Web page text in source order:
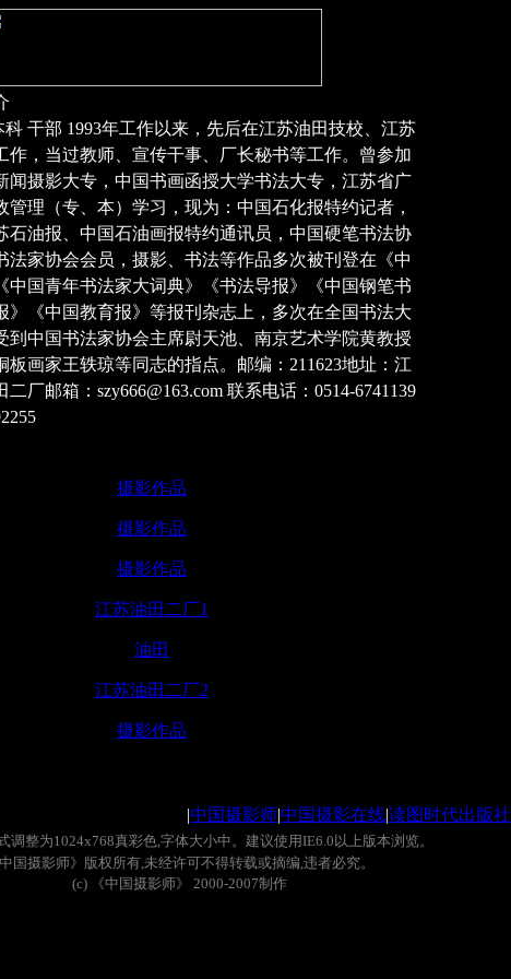
科 干部 1993年工作以来，先后在江苏油田技校、江苏
作，当过教师、宣传干事、厂长秘书等工作。曾参加
闻摄影大专，中国书画函授大学书法大专，江苏省广
管理（专、本）学习，现为：中国石化报特约记者，
石油报、中国石油画报特约通讯员，中国硬笔书法协
法家协会会员，摄影、书法等作品多次被刊登在《中
中国青年书法家大词典》《书法导报》《中国钢笔书
》《中国教育报》等报刊杂志上，多次在全国书法大
到中国书法家协会主席尉天池、南京艺术学院黄教授
板画家王轶琼等同志的指点。邮编：211623地址：江
厂邮箱：szy666@163.com 联系电话：0514-6741139
摄影作品
摄影作品
摄影作品
江苏油田二厂1
油田
江苏油田二厂2
摄影作品
|中国摄影师|中国摄影在线|读图时代出版社
调整为1024x768真彩色,字体大小中。建议使用IE6.0 以上版本浏览。
中国摄影师》版权所有,未经许可不得转载或摘编,违者必究。
(c)
《中国摄影师》 2000-2007制作